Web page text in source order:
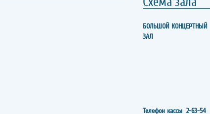
БОЛЬШОЙ КОНЦЕРТНЫЙ
ЗАЛ
Телефон кассы 2-63-54